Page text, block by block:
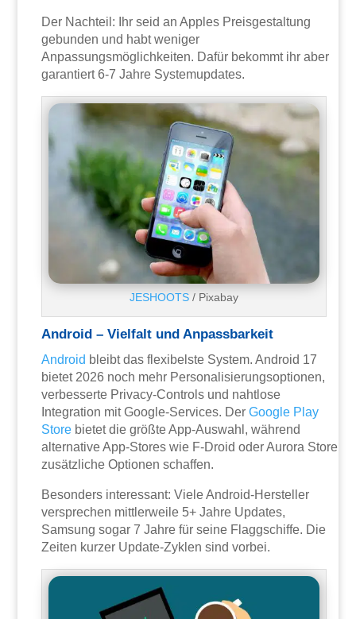
Der Nachteil: Ihr seid an Apples Preisgestaltung
gebunden und habt weniger
Anpassungsmöglichkeiten. Dafür bekommt ihr aber
garantiert 6-7 Jahre Systemupdates.
JESHOOTS / Pixabay
Android – Vielfalt und Anpassbarkeit
Android bleibt das flexibelste System. Android 17
bietet 2026 noch mehr Personalisierungsoptionen,
verbesserte Privacy-Controls und nahtlose
Integration mit Google-Services. DerGoogle Play
Store bietet die größte App-Auswahl, während
alternative App-Stores wie F-Droid oder Aurora Store
zusätzliche Optionen schaffen.
Besonders interessant: Viele Android-Hersteller
versprechen mittlerweile 5+ Jahre Updates,
Samsung sogar 7 Jahre für seine Flaggschiffe. Die
Zeiten kurzer Update-Zyklen sind vorbei.